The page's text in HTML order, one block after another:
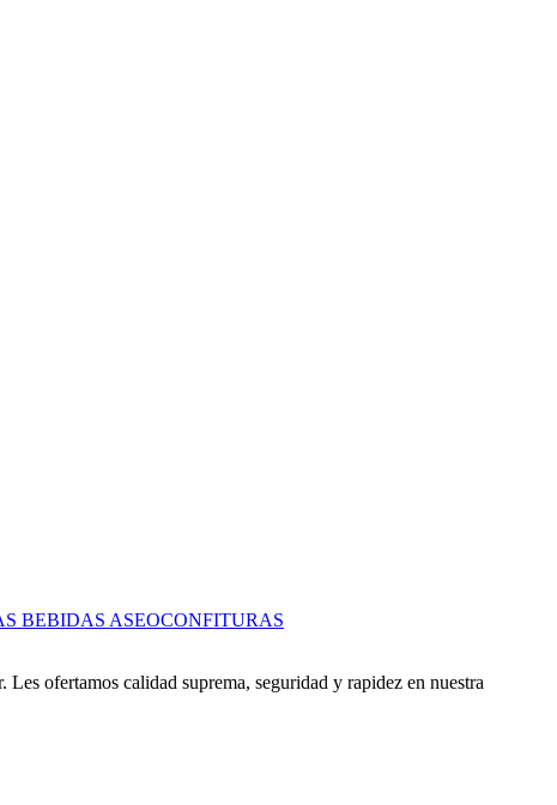
BEBIDAS ASEOCONFITURAS
ofertamos calidad suprema, seguridad y rapidez en nuestra